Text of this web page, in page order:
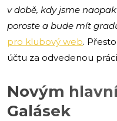
v době, kdy jsme
poroste a bude mít
pro klubový web.
účtu za odvedenou
Novým
Galásek